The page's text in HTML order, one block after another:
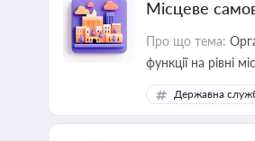
Місцеве
Про що тема:
функції на рівні
Державна